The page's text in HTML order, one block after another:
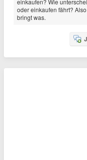
einkaufen? Wie
oder einkaufen fährt?
bringt was.